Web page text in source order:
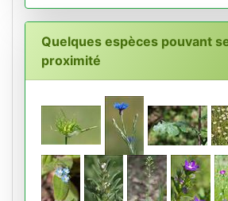
Quelques espèces pouvant
proximité